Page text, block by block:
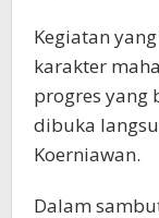
Kegiatan
karakter
progres yang
dibuka
Koerniawan.
Dalam